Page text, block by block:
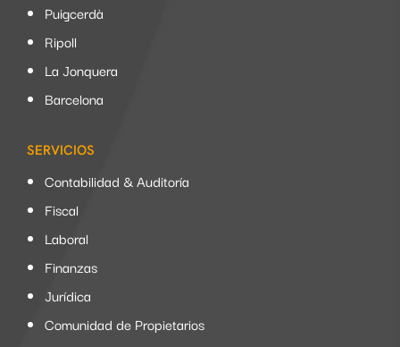
Puigcerdà
Ripoll
La Jonquera
Barcelona
SERVICIOS
Contabilidad & Auditoría
Fiscal
Laboral
Finanzas
Jurídica
Comunidad de Propietarios